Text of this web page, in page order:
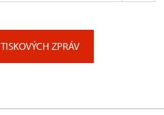
ZPRÁV